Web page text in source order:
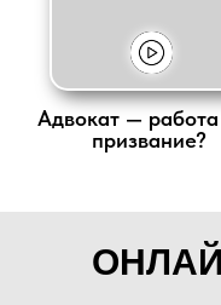
Адвокат —
призвание?